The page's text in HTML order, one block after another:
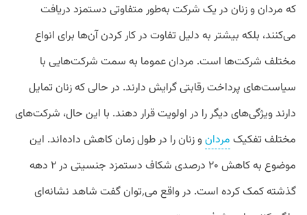
که مردان و زنان در یک شرکت به‌طور متفاوتی دستمزد دریافت
می‌کنند، بلکه بیشتر به دلیل تفاوت در کار کردن آن‌ها برای انواع
مختلف شرکت‌ها است. مردان عموما به سمت شرکت‌هایی با
سیاست‌های پرداخت رقابتی گرایش دارند. در حالی که زنان تمایل
دارند ویژگی‌های دیگر را در اولویت قرار دهند. با این حال، شرکت‌های
مختلف تفکیک مردانو زنان را در طول زمان کاهش داده‌اند. این
موضوع به کاهش ۲۰ درصدی شکاف دستمزد جنسیتی در ۲ دهه
گذشته کمک کرده است. در واقع می٬توان گفت شاهد نشانه‌ای